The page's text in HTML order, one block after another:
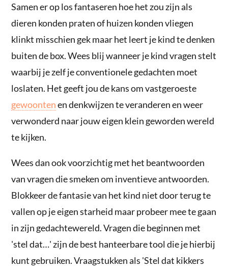
Samen er op los fantaseren hoe het zou zijn als
dieren konden praten of huizen konden vliegen
klinkt misschien gek maar het leert je kind te denken
buiten de box. Wees blij wanneer je kind vragen stelt
waarbij je zelf je conventionele gedachten moet
loslaten. Het geeft jou de kans om vastgeroeste
gewoontenen denkwijzen te veranderen en weer
verwonderd naar jouw eigen klein geworden wereld
te kijken.
Wees dan ook voorzichtig met het beantwoorden
van vragen die smeken om inventieve antwoorden.
Blokkeer de fantasie van het kind niet door terug te
vallen op je eigen starheid maar probeer mee te gaan
in zijn gedachtewereld. Vragen die beginnen met
'stel dat…' zijn de best hanteerbare tool die je hierbij
kunt gebruiken. Vraagstukken als 'Stel dat kikkers